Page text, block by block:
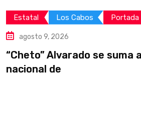
Estatal Los Cabos Portada
agosto 9, 2026
“Cheto” Alvarado se suma
nacional de